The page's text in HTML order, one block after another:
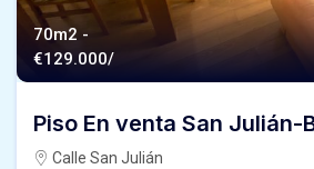
70m2 -
€129.000/
Piso En venta San Julián-
Calle San Julián